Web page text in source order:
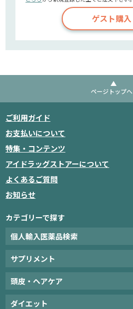
ゲスト購入
ページトップへ
ご利用ガイド
お支払いについて
特集・コンテンツ
アイドラッグストアーについて
よくあるご質問
お知らせ
カテゴリーで探す
個人輸入医薬品検索
サプリメント
頭皮・ヘアケア
ダイエット